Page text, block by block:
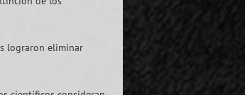
lograron eliminar